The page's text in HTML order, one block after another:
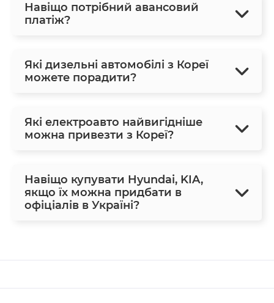
Навіщо потрібний авансовий
платіж?
Які дизельні автомобілі з Кореї
можете порадити?
Які електроавто найвигідніше
можна привезти з Кореї?
Навіщо купувати Hyundai, KIA,
якщо їх можна придбати в
офіціалів в Україні?